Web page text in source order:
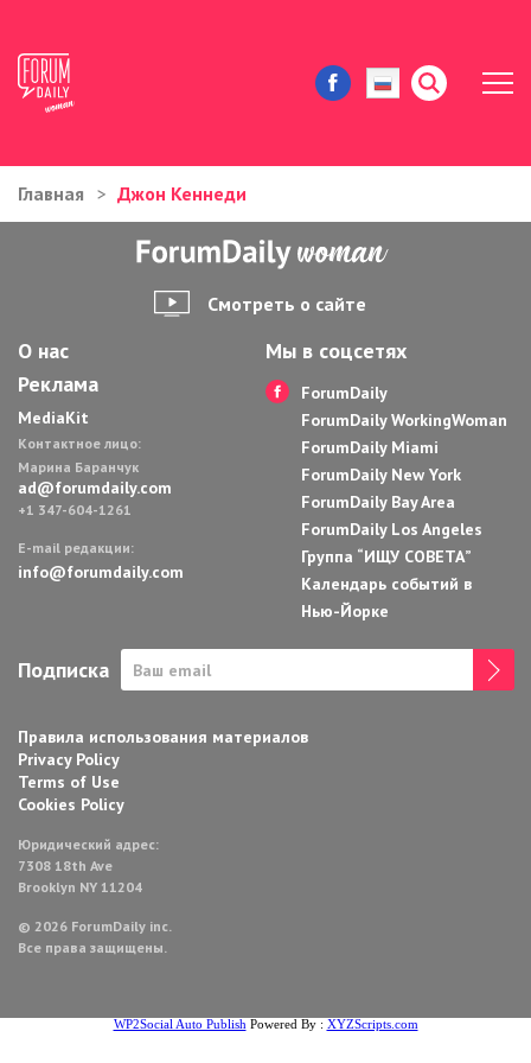
ЖИЗНЬ И ИСТОРИИ
ИММИГРАЦИЯ В США
АВТОРСКИЕ КОЛОНКИ
ЗДОРОВЬЕ И КРАСОТА
ДОМ И ЕДА
Главная Джон Кеннеди
Смотреть о сайте
О нас
Реклама
MediaKit
Контактное лицо:
Марина Баранчук
ad@forumdaily.com
+1 347-604-1261
E-mail редакции:
info@forumdaily.com
Мы в соцсетях
ForumDaily
ForumDaily WorkingWoman
ForumDaily Miami
ForumDaily New York
ForumDaily Bay Area
ForumDaily Los Angeles
Группа “ИЩУ СОВЕТА”
Календарь событий в
Нью-Йорке
Подписка
Правила использования материалов
Privacy Policy
Terms of Use
Cookies Policy
Юридический адрес:
7308 18th Ave
Brooklyn NY 11204
© 2026 ForumDaily inc.
Все права защищены.
WP2Social Auto Publish Powered By : XYZScripts.com